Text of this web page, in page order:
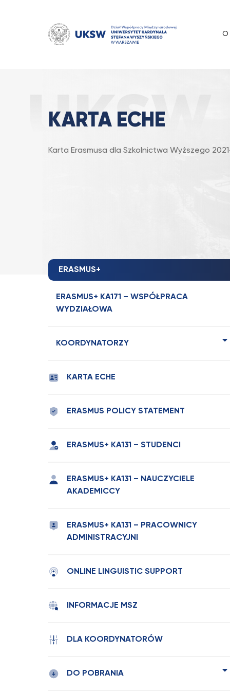
O
KARTA ECHE
Karta Erasmusa dla Szkolnictwa Wyższego
ERASMUS+
ERASMUS+ KA171 – WSPÓŁPRACA
WYDZIAŁOWA
KOORDYNATORZY
KARTA ECHE
ERASMUS POLICY STATEMENT
ERASMUS+ KA131 – STUDENCI
ERASMUS+ KA131 – NAUCZYCIELE
AKADEMICCY
ERASMUS+ KA131 – PRACOWNICY
ADMINISTRACYJNI
ONLINE LINGUISTIC SUPPORT
INFORMACJE MSZ
DLA KOORDYNATORÓW
DO POBRANIA